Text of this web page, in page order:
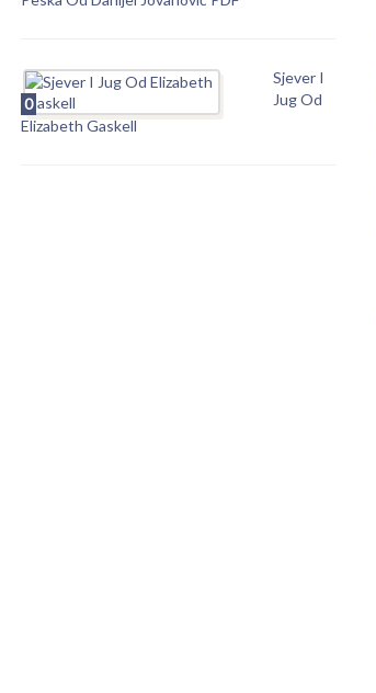
0
Sjever I
Jug Od
Elizabeth Gaskell